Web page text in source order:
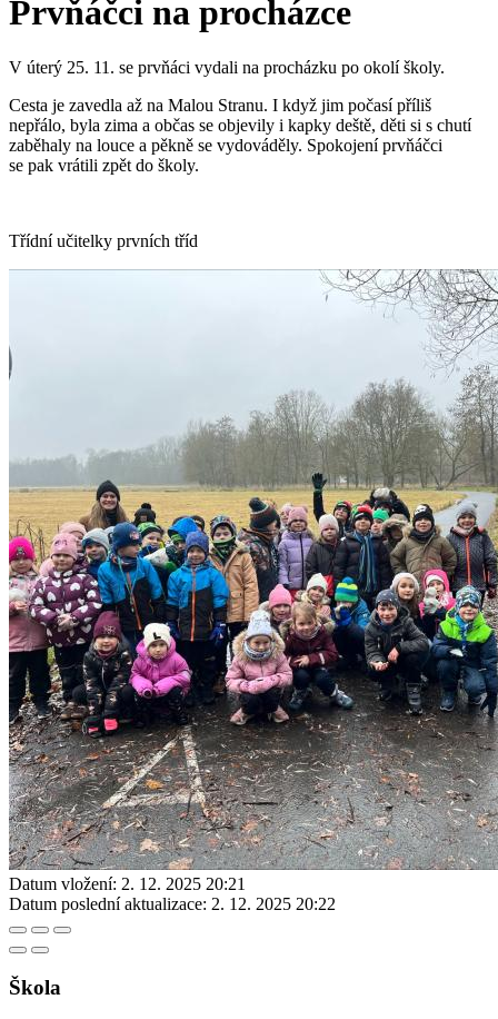
Prvňáčci na procházce
V úterý 25. 11. se prvňáci vydali na procházku po okolí školy.
Cesta je zavedla až na Malou Stranu. I když jim počasí příliš
nepřálo, byla zima a občas se objevily i kapky deště, děti si s chutí
zaběhaly na louce a pěkně se vydováděly. Spokojení prvňáčci
se pak vrátili zpět do školy.
Třídní učitelky prvních tříd
Datum vložení: 2. 12. 2025 20:21
Datum poslední aktualizace: 2. 12. 2025 20:22
Škola